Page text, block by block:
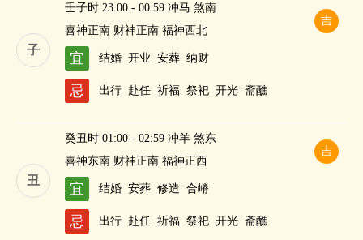
子
吉
壬子时 23:00 - 00:59 冲马 煞南
喜神正南 财神正南 福神西北
宜 结婚 开业 安葬 纳财
忌 出行 赴任 祈福 祭祀 开光 斋醮
丑
吉
癸丑时 01:00 - 02:59 冲羊 煞东
喜神东南 财神正南 福神正西
宜 结婚 安葬 修造 合嵴
忌 出行 赴任 祈福 祭祀 开光 斋醮